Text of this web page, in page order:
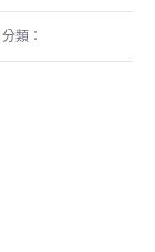
分類：